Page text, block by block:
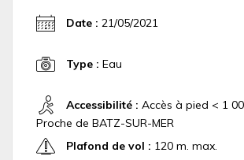
Date : 21/05/2021
Type : Eau
Accessibilité : Accès à pied < 1
Proche de BATZ-SUR-MER
Plafond de vol : 120 m. max.